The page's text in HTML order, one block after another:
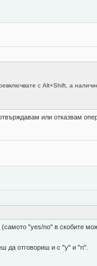
с Alt+Shift, а
или отказвам
"yes/no" в скобите
да отговориш и с "y" и "n".